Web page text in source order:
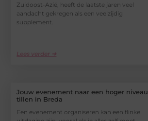
Zuidoost-Azië, heeft de laatste jaren veel
aandacht gekregen als een veelzijdig
supplement.
Lees verder ➜
Jouw evenement naar een hoger niveau
tillen in Breda
Een evenement organiseren kan een flinke